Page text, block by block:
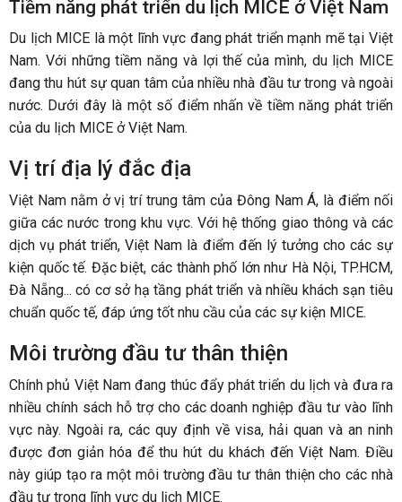
Tiềm năng phát triển du lịch MICE ở Việt Nam
Du lịch MICE là một lĩnh vực đang phát triển mạnh mẽ tại Việt
Nam. Với những tiềm năng và lợi thế của mình, du lịch MICE
đang thu hút sự quan tâm của nhiều nhà đầu tư trong và ngoài
nước. Dưới đây là một số điểm nhấn về tiềm năng phát triển
của du lịch MICE ở Việt Nam.
Vị trí địa lý đắc địa
Việt Nam nằm ở vị trí trung tâm của Đông Nam Á, là điểm nối
giữa các nước trong khu vực. Với hệ thống giao thông và các
dịch vụ phát triển, Việt Nam là điểm đến lý tưởng cho các sự
kiện quốc tế. Đặc biệt, các thành phố lớn như Hà Nội, TP.HCM,
Đà Nẵng... có cơ sở hạ tầng phát triển và nhiều khách sạn tiêu
chuẩn quốc tế, đáp ứng tốt nhu cầu của các sự kiện MICE.
Môi trường đầu tư thân thiện
Chính phủ Việt Nam đang thúc đẩy phát triển du lịch và đưa ra
nhiều chính sách hỗ trợ cho các doanh nghiệp đầu tư vào lĩnh
vực này. Ngoài ra, các quy định về visa, hải quan và an ninh
được đơn giản hóa để thu hút du khách đến Việt Nam. Điều
này giúp tạo ra một môi trường đầu tư thân thiện cho các nhà
đầu tư trong lĩnh vực du lịch MICE.